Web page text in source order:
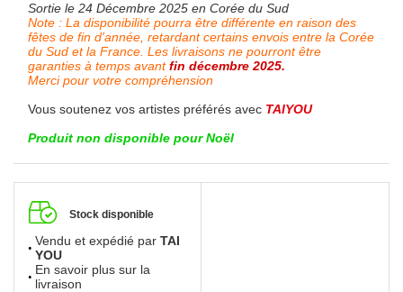
Sortie le 24 Décembre 2025 en Corée du Sud
Note : La disponibilité pourra être différente en raison des
fêtes de fin d'année, retardant certains envois entre la Corée
du Sud et la France. Les livraisons ne pourront être
garanties à temps avantfin décembre 2025.
Merci pour votre compréhension
Vous soutenez vos artistes préférés avec TAIYOU
Produit non disponible pour Noël
Stock disponible
Vendu et expédié par TAI
YOU
En savoir plus sur la
livraison